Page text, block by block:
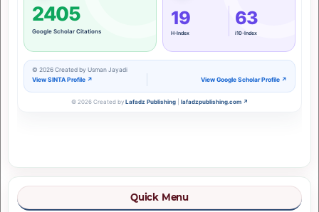
Quick Menu